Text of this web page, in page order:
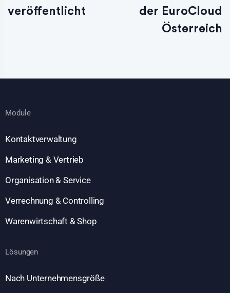
veröffentlicht
der EuroCloud
Österreich
Module
Kontaktverwaltung
Marketing & Vertrieb
Organisation & Service
Verrechnung & Controlling
Warenwirtschaft & Shop
Lösungen
Nach Unternehmensgröße